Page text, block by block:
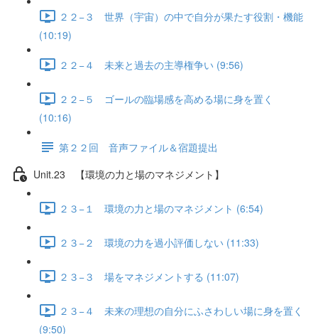
２２−３ 世界（宇宙）の中で自分が果たす役割・機能
(10:19)
２２−４ 未来と過去の主導権争い (9:56)
２２−５ ゴールの臨場感を高める場に身を置く
(10:16)
第２２回 音声ファイル＆宿題提出
Unit.23 【環境の力と場のマネジメント】
２３−１ 環境の力と場のマネジメント (6:54)
２３−２ 環境の力を過小評価しない (11:33)
２３−３ 場をマネジメントする (11:07)
２３−４ 未来の理想の自分にふさわしい場に身を置く
(9:50)